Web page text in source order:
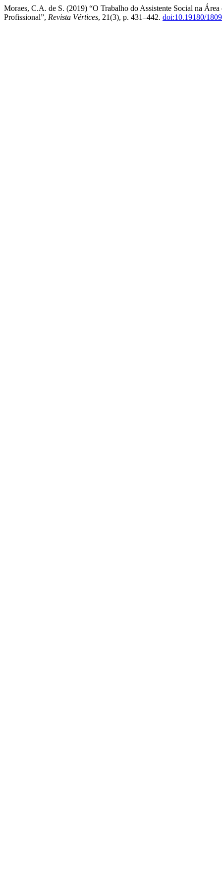
Moraes, C.A. de S. (2019) “O Trabalho do Assistente Social na
Profissional”, Revista Vértices, 21(3), p. 431–442. doi:10.19180/